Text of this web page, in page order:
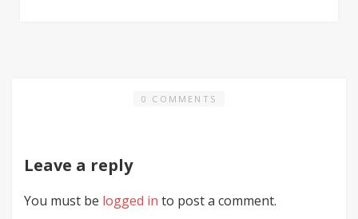
0 COMMENTS
Leave a reply
You must be logged in to post a comment.